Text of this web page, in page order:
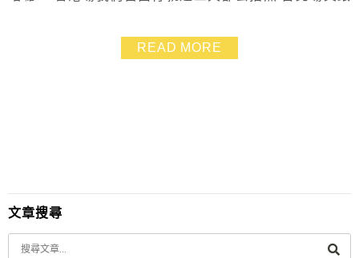
從香港場追到台北場再追到高雄場.有沒有熱血十足!
READ MORE
文章搜尋